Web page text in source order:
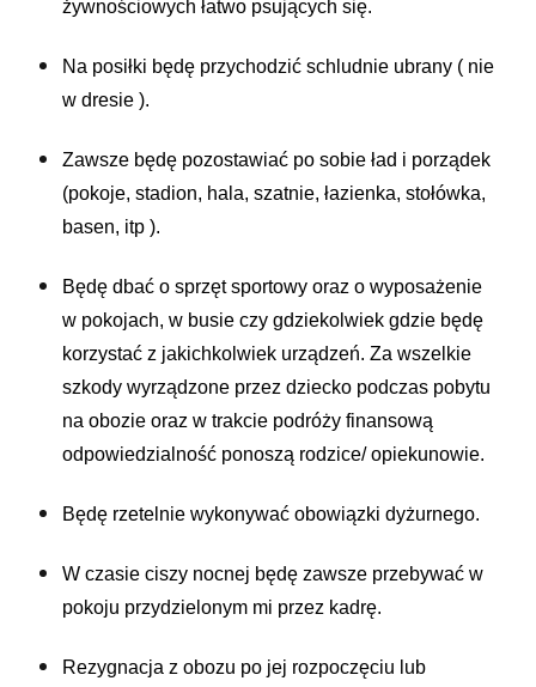
żywnościowych łatwo psujących się.
Na posiłki będę przychodzić schludnie ubrany ( nie
w dresie ).
Zawsze będę pozostawiać po sobie ład i porządek
(pokoje, stadion, hala, szatnie, łazienka, stołówka,
basen, itp ).
Będę dbać o sprzęt sportowy oraz o wyposażenie
w pokojach, w busie czy gdziekolwiek gdzie będę
korzystać z jakichkolwiek urządzeń. Za wszelkie
szkody wyrządzone przez dziecko podczas pobytu
na obozie oraz w trakcie podróży finansową
odpowiedzialność ponoszą rodzice/ opiekunowie.
Będę rzetelnie wykonywać obowiązki dyżurnego.
W czasie ciszy nocnej będę zawsze przebywać w
pokoju przydzielonym mi przez kadrę.
Rezygnacja z obozu po jej rozpoczęciu lub